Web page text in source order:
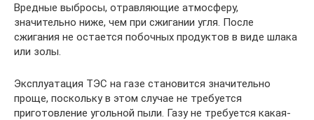
Вредные выбросы, отравляющие атмосферу,
значительно ниже, чем при сжигании угля. После
сжигания не остается побочных продуктов в виде шлака
или золы.
Эксплуатация ТЭС на газе становится значительно
проще, поскольку в этом случае не требуется
приготовление угольной пыли. Газу не требуется какая-